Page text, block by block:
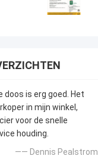
doos is erg goed. Het
in mijn winkel,
voor de snelle
houding.
—— Dennis Pealstrom